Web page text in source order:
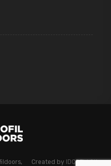
Created by IDCREW.SK